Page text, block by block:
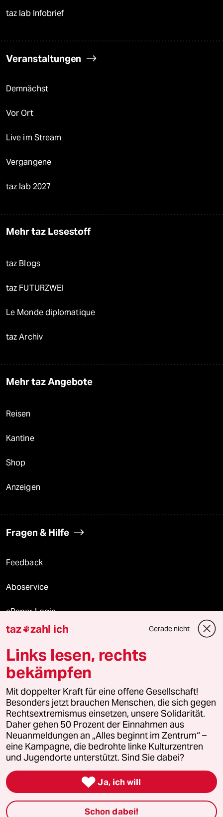
taz lab Infobrief
Veranstaltungen
Demnächst
Vor Ort
Live im Stream
Vergangene
taz lab 2027
Mehr taz Lesestoff
taz Blogs
taz FUTURZWEI
Le Monde diplomatique
taz Archiv
Mehr taz Angebote
Reisen
Kantine
Shop
Anzeigen
Fragen & Hilfe
Feedback
Aboservice
ePaper Login
Downloads für Abonnierende
© 2026 taz Verlags und Vertriebs GmbH
Alle Rechte vorbehalten. Bei rechtlichen Fragen oder für Genehmigungen
wenden Sie sich bitte an
lizenzen@taz.de
Feedback Redaktionsstatut Kommune-Richtlinien
Leitlinie Informant Datenschutz Impressum AGB
Seitenwende Einwilligungen widerrufen (Ads)
taz zahl ich Gerade nicht
Links lesen, rechts
bekämpfen
Mit doppelter Kraft für eine offene Gesellschaft!
Besonders jetzt brauchen Menschen, die sich gegen
Rechtsextremismus einsetzen, unsere Solidarität.
Daher gehen 50 Prozent der Einnahmen aus
Neuanmeldungen an „Alles beginnt im Zentrum“ –
eine Kampagne, die bedrohte linke Kulturzentren
und Jugendorte unterstützt. Sind Sie dabei?
 Ja, ich will
Schon dabei!